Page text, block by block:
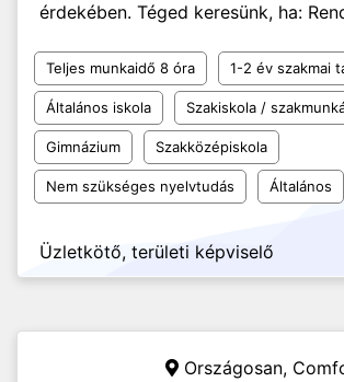
érdekében. Téged keresünk, ha:
Teljes munkaidő 8 óra 1-2 év szakmai
Általános iskola Szakiskola /
Gimnázium Szakközépiskola
Nem szükséges nyelvtudás Általános
Üzletkötő, területi képviselő
Országosan,